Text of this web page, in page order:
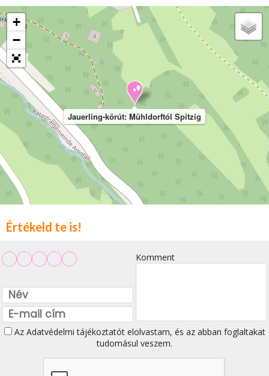
Jauerling-körút: Mühldorftól Spitzig
+
−
Értékeld te is!
Komment
Az Adatvédelmi tájékoztatótelolvastam, és az abban foglaltakat
tudomásul veszem.